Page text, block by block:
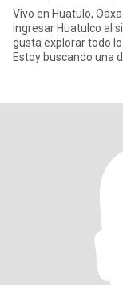
Vivo en Huatulo,
ingresar Huatulco al sistema... viviendo en el
gusta explorar todo
Estoy buscando una